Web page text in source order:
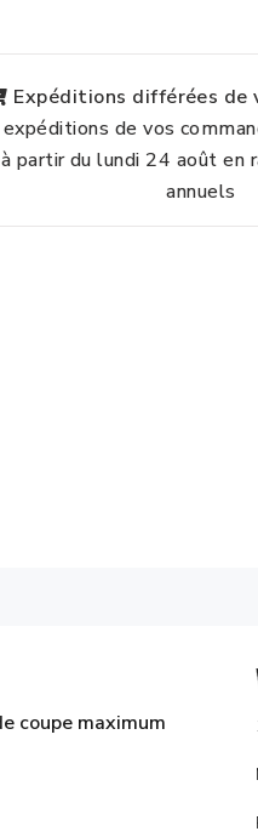
Expéditions différées de
de vos
à partir du lundi 24 août en
annuels
coupe maximum